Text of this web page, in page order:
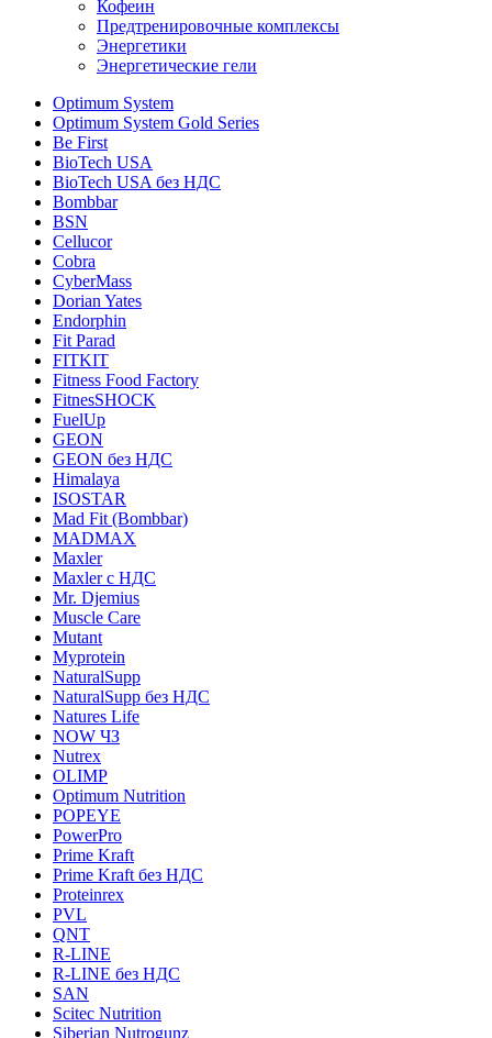
Кофеин
Предтренировочные комплексы
Энергетики
Энергетические гели
Optimum System
Optimum System Gold Series
Be First
BioTech USA
BioTech USA без НДС
Bombbar
BSN
Cellucor
Cobra
CyberMass
Dorian Yates
Endorphin
Fit Parad
FITKIT
Fitness Food Factory
FitnesSHOCK
FuelUp
GEON
GEON без НДС
Himalaya
ISOSTAR
Mad Fit (Bombbar)
MADMAX
Maxler
Maxler с НДС
Mr. Djemius
Muscle Care
Mutant
Myprotein
NaturalSupp
NaturalSupp без НДС
Natures Life
NOW ЧЗ
Nutrex
OLIMP
Optimum Nutrition
POPEYE
PowerPro
Prime Kraft
Prime Kraft без НДС
Proteinrex
PVL
QNT
R-LINE
R-LINE без НДС
SAN
Scitec Nutrition
Siberian Nutrogunz